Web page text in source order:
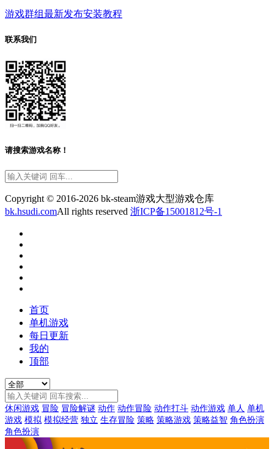
游戏群组最新发布安装教程
联系我们
请搜索游戏名称！
Copyright © 2016-2026 bk-steam游戏大型游戏仓库
bk.hsudi.comAll rights reserved 浙ICP备15001812号-1
首页
单机游戏
每日更新
我的
顶部
休闲游戏 冒险 冒险解谜 动作 动作冒险 动作打斗 动作游戏 单人 单机
游戏 模拟 模拟经营 独立 生存冒险 策略 策略游戏 策略益智 角色扮演
角色扮演